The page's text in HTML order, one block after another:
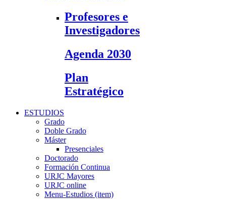
Profesores e
Investigadores
Agenda 2030
Plan
Estratégico
ESTUDIOS
Grado
Doble Grado
Máster
Presenciales
Doctorado
Formación Continua
URJC Mayores
URJC online
Menu-Estudios (item)